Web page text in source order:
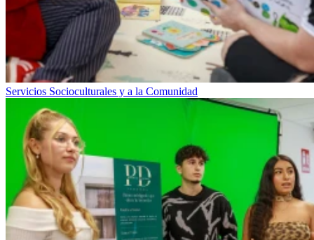
Servicios Socioculturales y a la Comunidad